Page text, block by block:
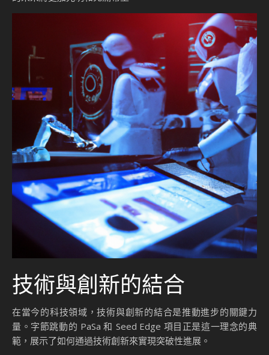
技術與創新的結合
在當今的科技領域，技術與創新的結合是推動進步的關鍵力
量。字節跳動的 PaSa 和 Seed Edge 項目正是這一理念的典
範，展示了如何通過技術創新來實現突破性進展。